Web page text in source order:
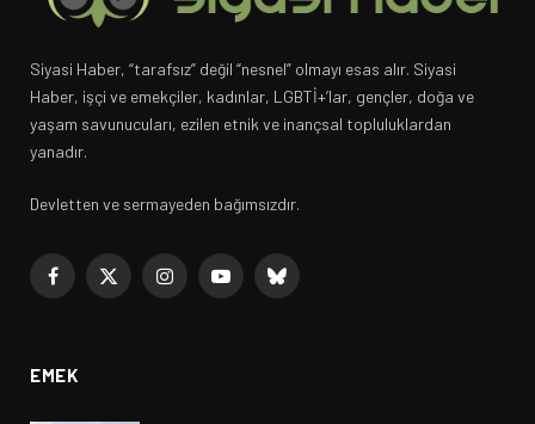
Siyasi Haber, “tarafsız” değil “nesnel” olmayı esas alır. Siyasi
Haber, işçi ve emekçiler, kadınlar, LGBTİ+’lar, gençler, doğa ve
yaşam savunucuları, ezilen etnik ve inançsal topluluklardan
yanadır.
Devletten ve sermayeden bağımsızdır.
Facebook
X
InstagramYouTubeBluesky
EMEK